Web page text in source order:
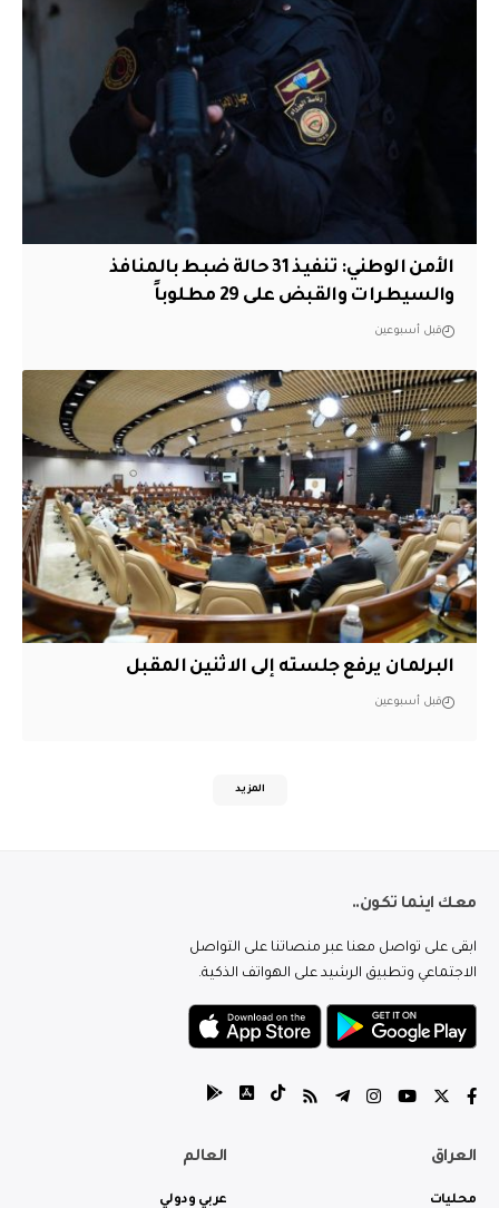
الأمن الوطني: تنفيذ 31 حالة ضبط بالمنافذ
والسيطرات والقبض على 29 مطلوباً
قبل أسبوعين
البرلمان يرفع جلسته إلى الاثنين المقبل
قبل أسبوعين
المزيد
معك اينما تكون..
ابقى على تواصل معنا عبر منصاتنا على التواصل
الاجتماعي وتطبيق الرشيد على الهواتف الذكية.
العراق
محليات
العالم
عربي ودولي